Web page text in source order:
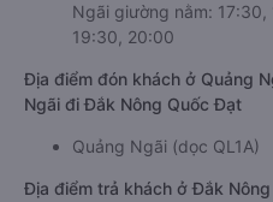
Ngãi giường nằm:
19:30, 20:00
Địa điểm đón khách ở Quảng
Ngãi đi Đắk Nông Quốc Đạt
Quảng Ngãi (dọc QL1A)
Địa điểm trả khách ở Đắk